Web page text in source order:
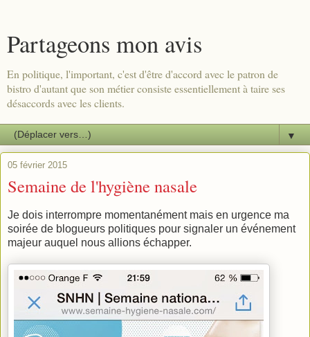
Partageons mon avis
En politique, l'important, c'est d'être d'accord avec le patron de
bistro d'autant que son métier consiste essentiellement à taire ses
désaccords avec les clients.
▼
05 février 2015
Semaine de l'hygiène nasale
Je dois interrompre momentanément mais en urgence ma
soirée de blogueurs politiques pour signaler un événement
majeur auquel nous allions échapper.